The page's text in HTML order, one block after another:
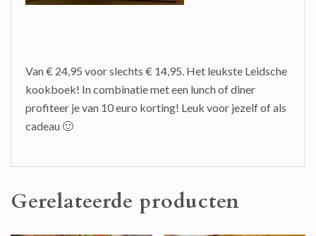
Van € 24,95 voor slechts € 14,95. Het leukste Leidsche
kookboek! In combinatie met een lunch of diner
profiteer je van 10 euro korting! Leuk voor jezelf of als
cadeau 🙂
Gerelateerde producten